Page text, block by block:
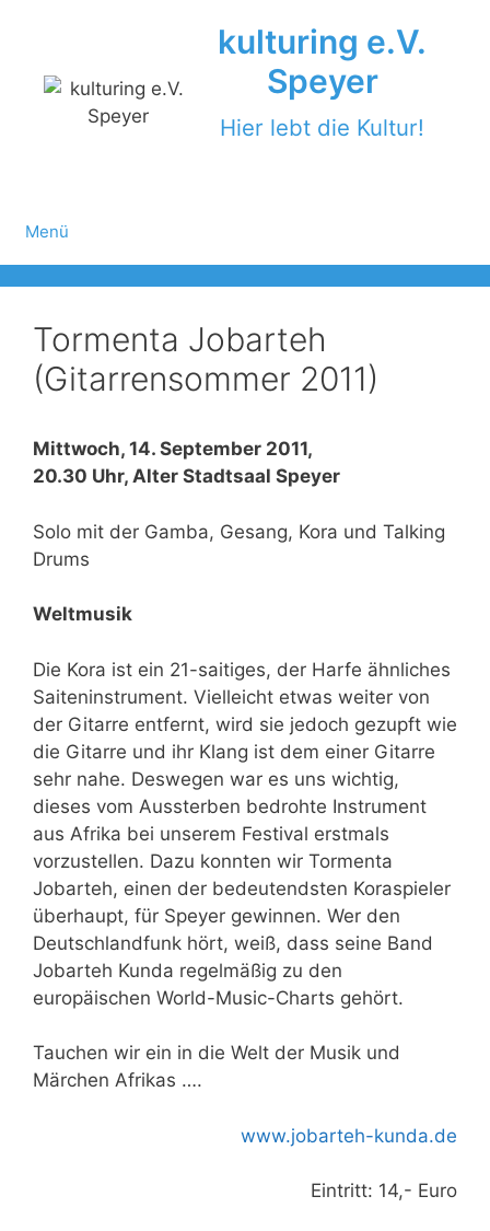
kulturing e.V.
Speyer
Hier lebt die Kultur!
Menü
Tormenta Jobarteh
(Gitarrensommer 2011)
Mittwoch, 14. September 2011,
20.30 Uhr, Alter Stadtsaal Speyer
Solo mit der Gamba, Gesang, Kora und Talking
Drums
Weltmusik
Die Kora ist ein 21-saitiges, der Harfe ähnliches
Saiteninstrument. Vielleicht etwas weiter von
der Gitarre entfernt, wird sie jedoch gezupft wie
die Gitarre und ihr Klang ist dem einer Gitarre
sehr nahe. Deswegen war es uns wichtig,
dieses vom Aussterben bedrohte Instrument
aus Afrika bei unserem Festival erstmals
vorzustellen. Dazu konnten wir Tormenta
Jobarteh, einen der bedeutendsten Koraspieler
überhaupt, für Speyer gewinnen. Wer den
Deutschlandfunk hört, weiß, dass seine Band
Jobarteh Kunda regelmäßig zu den
europäischen World-Music-Charts gehört.
Tauchen wir ein in die Welt der Musik und
Märchen Afrikas ….
www.jobarteh-kunda.de
Eintritt: 14,- Euro